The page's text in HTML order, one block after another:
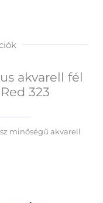
akvarell fél
323
minőségű akvarell